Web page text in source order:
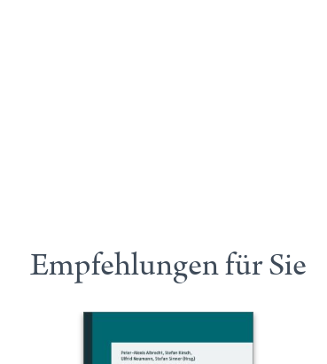
Empfehlungen für Sie